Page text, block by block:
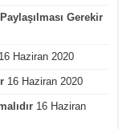
Gerekir
16 Haziran 2020
16 Haziran 2020
16 Haziran